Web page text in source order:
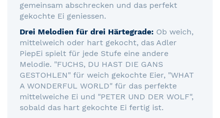
gemeinsam abschrecken und das perfekt
gekochte Ei geniessen.
Drei Melodien für drei Härtegrade: Ob weich,
mittelweich oder hart gekocht, das Adler
PiepEi spielt für jede Stufe eine andere
Melodie. "FUCHS, DU HAST DIE GANS
GESTOHLEN" für weich gekochte Eier, "WHAT
A WONDERFUL WORLD" für das perfekte
mittelweiche Ei und "PETER UND DER WOLF",
sobald das hart gekochte Ei fertig ist.